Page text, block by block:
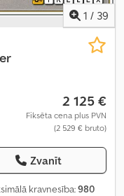
1 / 39
2 125 €
Fiksēta cena plus PVN
(2 529 € bruto)
Zvanīt
kravnesība:980